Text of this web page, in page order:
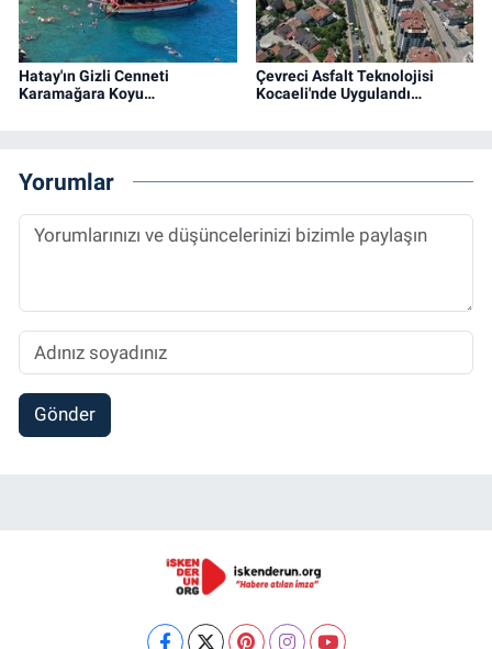
Hatay'ın Gizli Cenneti
Karamağara Koyu…
Çevreci Asfalt Teknolojisi
Kocaeli'nde Uygulandı…
Yorumlar
Gönder